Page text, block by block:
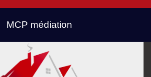
MCP médiation